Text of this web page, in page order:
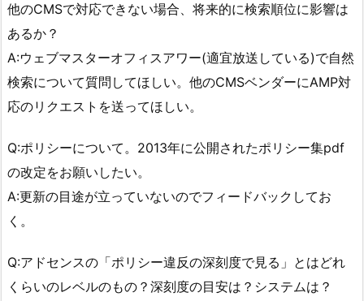
他のCMSで対応できない場合、将来的に検索順位に影響は
あるか？
A:ウェブマスターオフィスアワー(適宜放送している)で自然
検索について質問してほしい。他のCMSベンダーにAMP対
応のリクエストを送ってほしい。
Q:ポリシーについて。2013年に公開されたポリシー集pdf
の改定をお願いしたい。
A:更新の目途が立っていないのでフィードバックしてお
く。
Q:アドセンスの「ポリシー違反の深刻度で見る」とはどれ
くらいのレベルのもの？深刻度の目安は？システムは？